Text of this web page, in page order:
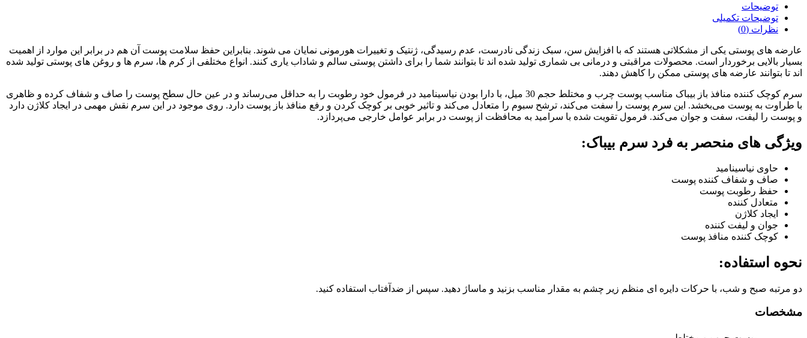
توضیحات
توضیحات تکمیلی
نظرات (0)
عارضه های پوستی یکی از مشکلاتی هستند که با افزایش سن، سبک زندگی نادرست، عدم رسیدگی، ژنتیک و تغییرات هورمونی نمایان می شوند. بنابراین حفظ سلامت پوست آن هم در برابر این موارد از اهمیت
بسیار بالایی برخوردار است. محصولات مراقبتی و درمانی بی شماری تولید شده اند تا بتوانند شما را برای داشتن پوستی سالم و شاداب یاری کنند. انواع مختلفی از کرم ها، سرم ها و روغن های پوستی تولید شده
اند تا بتوانند عارضه های پوستی ممکن را کاهش دهند.
سرم کوچک کننده منافذ باز بیباک مناسب پوست چرب و مختلط حجم 30 میل، با دارا بودن نیاسینامید در فرمول خود رطوبت را به حداقل می‌رساند و در عین حال سطح پوست را صاف و شفاف کرده و ظاهری
با طراوت به پوست می‌بخشد. این سرم پوست را سفت می‌کند، ترشح سبوم را متعادل می‌‎کند و تاثیر خوبی بر کوچک کردن و رفع منافذ باز پوست دارد. روی موجود در این سرم نقش مهمی در ایجاد کلاژن دارد
و پوست را لیفت، سفت و جوان می‌کند. فرمول تقویت شده با سرامید به محافظت از پوست در برابر عوامل خارجی می‌پردازد.
ویژگی های منحصر به فرد سرم بیباک:
حاوی نیاسینامید
صاف و شفاف کننده پوست
حفظ رطوبت پوست
متعادل کننده
ایجاد کلاژن
جوان و لیفت کننده
کوچک کننده منافذ پوست
نحوه استفاده:
دو مرتبه صبح و شب، با حرکات دایره ای منظم زیر چشم به مقدار مناسب بزنید و ماساژ دهید. سپس از ضدآفتاب استفاده کنید.
مشخصات